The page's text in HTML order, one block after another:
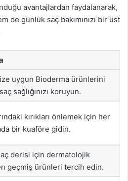
avantajlardan faydalanarak,
de günlük saç bakımınızı bir üst
uygun Bioderma ürünlerini
sağlığınızı koruyun.
kırıkları önlemek için her
bir kuaföre gidin.
derisi için dermatolojik
geçmiş ürünleri tercih edin.